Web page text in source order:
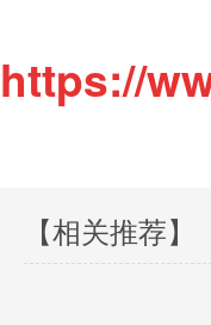
https://
【相关推荐】